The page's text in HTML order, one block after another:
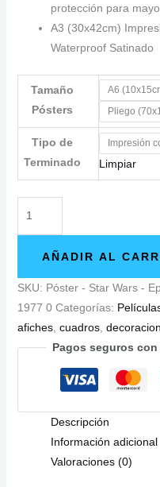
protección para
A3 (30x42cm)
Waterproof Satinado
Tamaño
Pósters
A6
Pliego
Tipo de
Terminado
Impresión
Limpiar
-
Episode
IV
-
Spanish
AÑADIR AL
SKU: Póster - Star Wars -
1977 0 Categorías:
afiches, cuadros,
Pagos seguros
Descripción
Información adicional
Valoraciones (0)